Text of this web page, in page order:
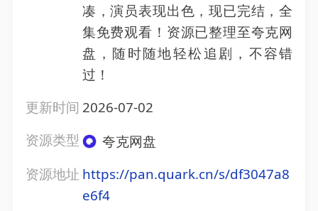
凑，演员表现出色，现已完结，全
集免费观看！资源已整理至夸克网
盘，随时随地轻松追剧，不容错
过！
更新时间 2026-07-02
资源类型
夸克网盘
资源地址 https://pan.quark.cn/s/df3047a8
e6f4